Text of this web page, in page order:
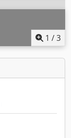
1 /3